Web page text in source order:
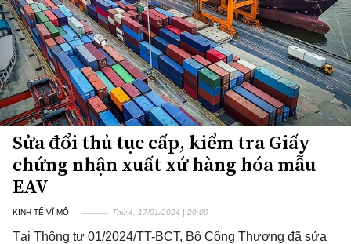
Sửa đổi thủ tục cấp, kiểm tra Giấy
chứng nhận xuất xứ hàng hóa mẫu
EAV
KINH TẾ VĨ MÔ Thứ 4, 17/01/2024 | 20:00
Tại Thông tư 01/2024/TT-BCT, Bộ Công Thương đã sửa